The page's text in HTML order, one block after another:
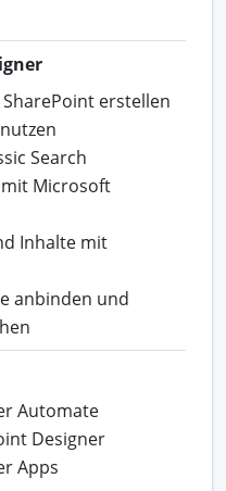
erstellen
Search
Microsoft
Inhalte mit
anbinden und
Automate
Designer
Apps